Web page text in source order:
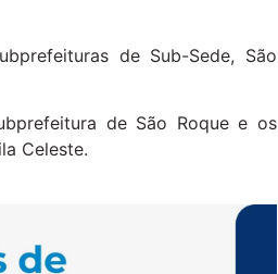
de Sub-Sede, São
de São Roque e os
Celeste.